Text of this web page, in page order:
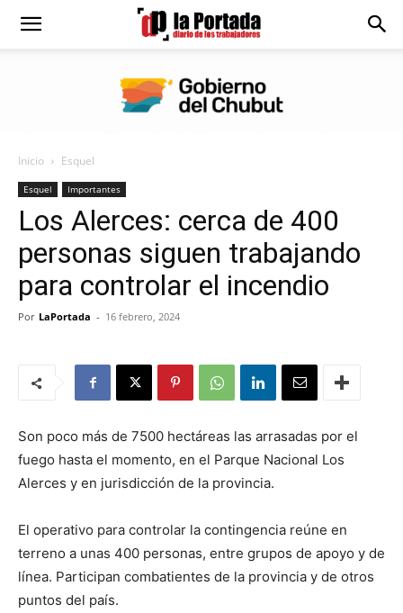
Diario
Portada
Inicio Esquel
Esquel Importantes
Los Alerces: cerca de 400
personas siguen trabajando
para controlar el incendio
Por LaPortada - 16 febrero, 2024
Son poco más de 7500 hectáreas las arrasadas por el
fuego hasta el momento, en el Parque Nacional Los
Alerces y en jurisdicción de la provincia.
El operativo para controlar la contingencia reúne en
terreno a unas 400 personas, entre grupos de apoyo y de
línea. Participan combatientes de la provincia y de otros
puntos del país.